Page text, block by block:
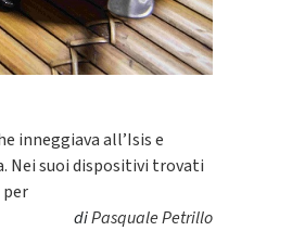
inneggiava all’Isis e
Nei suoi dispositivi trovati
diPasquale Petrillo